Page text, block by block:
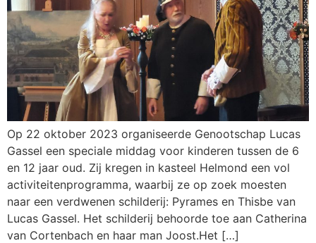
Op 22 oktober 2023 organiseerde Genootschap Lucas
Gassel een speciale middag voor kinderen tussen de 6
en 12 jaar oud. Zij kregen in kasteel Helmond een vol
activiteitenprogramma, waarbij ze op zoek moesten
naar een verdwenen schilderij: Pyrames en Thisbe van
Lucas Gassel. Het schilderij behoorde toe aan Catherina
van Cortenbach en haar man Joost.Het […]